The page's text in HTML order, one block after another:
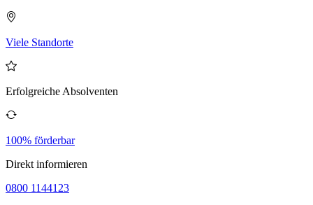
Viele Standorte
Erfolgreiche Absolventen
100% förderbar
Direkt informieren
0800 1144123